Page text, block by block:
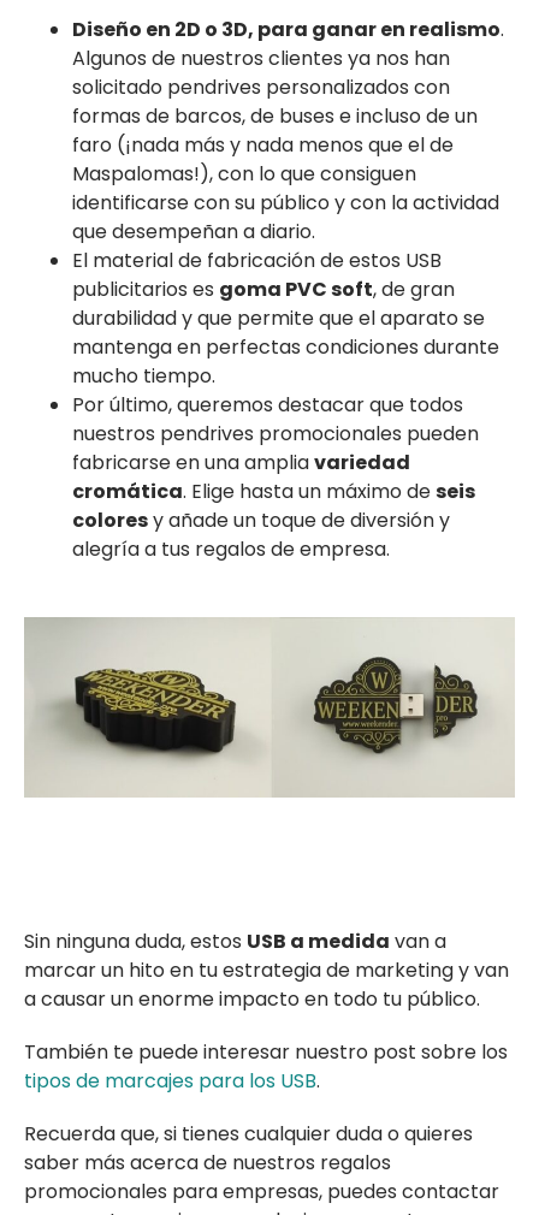
Diseño en 2D o 3D, para ganar en realismo.
Algunos de nuestros clientes ya nos han
solicitado pendrives personalizados con
formas de barcos, de buses e incluso de un
faro (¡nada más y nada menos que el de
Maspalomas!), con lo que consiguen
identificarse con su público y con la actividad
que desempeñan a diario.
El material de fabricación de estos USB
publicitarios es goma PVC soft, de gran
durabilidad y que permite que el aparato se
mantenga en perfectas condiciones durante
mucho tiempo.
Por último, queremos destacar que todos
nuestros pendrives promocionales pueden
fabricarse en una ampliavariedad
cromática. Elige hasta un máximo deseis
coloresy añade un toque de diversión y
alegría a tus regalos de empresa.
Sin ninguna duda, estos USB a medida van a
marcar un hito en tu estrategia de marketing y van
a causar un enorme impacto en todo tu público.
También te puede interesar nuestro post sobre los
tipos de marcajes para los USB.
Recuerda que, si tienes cualquier duda o quieres
saber más acerca de nuestros regalos
promocionales para empresas, puedes contactar